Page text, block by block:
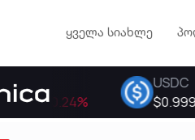
ყველა სიახლე